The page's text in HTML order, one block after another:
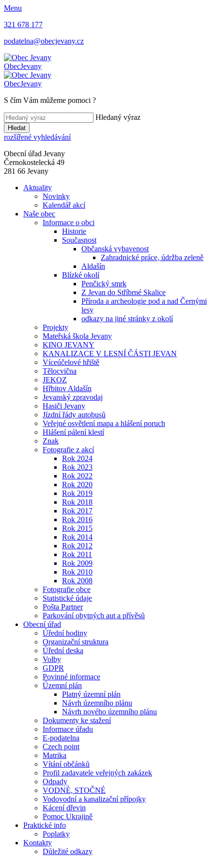
Menu
321 678 177
podatelna@obecjevany.cz
ObecJevany
ObecJevany
S čím Vám můžeme pomoci ?
Hledaný výraz
Hledat
rozšířené vyhledávání
Obecní úřad Jevany
Černokostelecká 49
281 66 Jevany
Aktuality
Novinky
Kalendář akcí
Naše obec
Informace o obci
Historie
Současnost
Občanská vybavenost
Zahradnické práce, údržba zeleně
Aldašín
Blízké okolí
Penčický smrk
Z Jevan do Stříbrné Skalice
Příroda a archeologie pod a nad Černými
lesy
odkazy na jiné stránky z okolí
Projekty
Mateřská škola Jevany
KINO JEVANY
KANALIZACE V LESNÍ ČÁSTI JEVAN
Víceúčelové hřiště
Tělocvična
JEKOZ
Hřbitov Aldašín
Jevanský zpravodaj
Hasiči Jevany
Jízdní řády autobusů
Veřejné osvětlení mapa a hlášení poruch
Hlášení pálení klestí
Znak
Fotografie z akcí
Rok 2024
Rok 2023
Rok 2022
Rok 2020
Rok 2019
Rok 2018
Rok 2017
Rok 2016
Rok 2015
Rok 2014
Rok 2012
Rok 2011
Rok 2009
Rok 2010
Rok 2008
Fotografie obce
Statistické údaje
Pošta Partner
Parkování obytných aut a přívěsů
Obecní úřad
Úřední hodiny
Organizační struktura
Úřední deska
Volby
GDPR
Povinné informace
Územní plán
Platný územní plán
Návrh územního plánu
Návrh nového územního plánu
Dokumenty ke stažení
Informace úřadu
E-podatelna
Czech point
Matrika
Vítání občánků
Profil zadavatele veřejných zakázek
Odpady
VODNÉ, STOČNÉ
Vodovodní a kanalizační přípojky
Kácení dřevin
Pomoc Ukrajině
Praktické info
Poplatky
Kontakty
Důležité odkazy